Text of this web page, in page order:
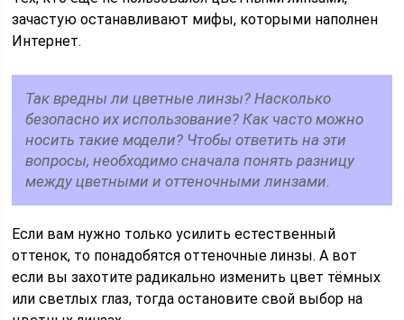
зачастую останавливают мифы, которыми наполнен
Интернет.
Так вредны ли цветные линзы? Насколько
безопасно их использование? Как часто можно
носить такие модели? Чтобы ответить на эти
вопросы, необходимо сначала понять разницу
между цветными и оттеночными линзами.
Если вам нужно только усилить естественный
оттенок, то понадобятся оттеночные линзы. А вот
если вы захотите радикально изменить цвет тёмных
или светлых глаз, тогда остановите свой выбор на